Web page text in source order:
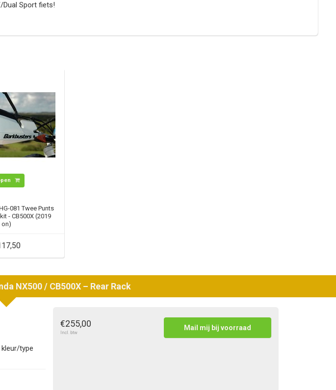
Dual Sport fiets!
081 Twee Punts
- CB500X (2019
on)
NX500 / CB500X – Rear Rack
type
€255,00
Incl. btw
Mail mij bij voorraad